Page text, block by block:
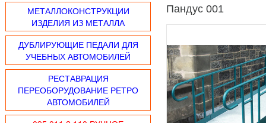
МЕТАЛЛОКОНСТРУКЦИИ
ИЗДЕЛИЯ ИЗ МЕТАЛЛА
ДУБЛИРУЮЩИЕ ПЕДАЛИ ДЛЯ
УЧЕБНЫХ АВТОМОБИЛЕЙ
РЕСТАВРАЦИЯ
ПЕРЕОБОРУДОВАНИЕ РЕТРО
АВТОМОБИЛЕЙ
Пандус 001